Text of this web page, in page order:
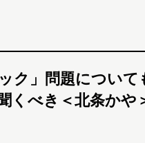
ク」問題について
くべき＜北条か